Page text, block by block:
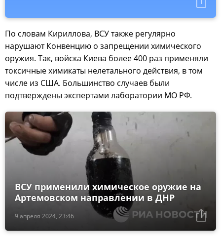
По словам Кириллова, ВСУ также регулярно
нарушают Конвенцию о запрещении химического
оружия. Так, войска Киева более 400 раз применяли
токсичные химикаты нелетального действия, в том
числе из США. Большинство случаев были
подтверждены экспертами лаборатории МО РФ.
9 апреля 2024, 23:46
ВСУ применили химическое оружие на
Артемовском направлении в ДНР